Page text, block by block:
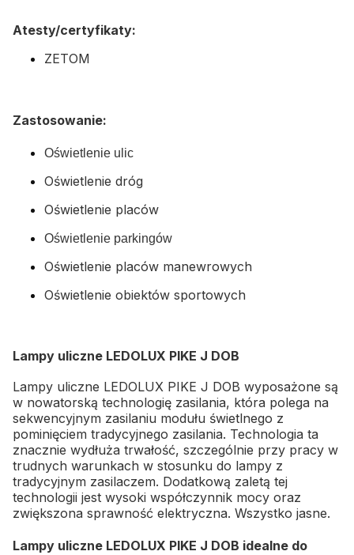
Atesty/certyfikaty:
ZETOM
Zastosowanie:
Oświetlenie ulic
Oświetlenie dróg
Oświetlenie placów
Oświetlenie parkingów
Oświetlenie placów manewrowych
Oświetlenie obiektów sportowych
Lampy uliczne LEDOLUX PIKE J DOB
Lampy uliczne LEDOLUX PIKE J DOB wyposażone są
w nowatorską technologię zasilania, która polega na
sekwencyjnym zasilaniu modułu świetlnego z
pominięciem tradycyjnego zasilania. Technologia ta
znacznie wydłuża trwałość, szczególnie przy pracy w
trudnych warunkach w stosunku do lampy z
tradycyjnym zasilaczem. Dodatkową zaletą tej
technologii jest wysoki współczynnik mocy oraz
zwiększona sprawność elektryczna. Wszystko jasne.
Lampy uliczne LEDOLUX PIKE J DOB idealne do